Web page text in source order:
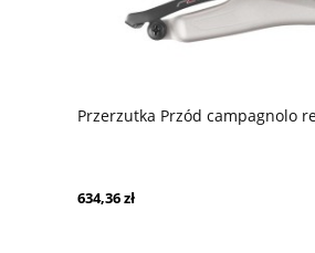
Przerzutka Przód campagnolo
634,36 zł